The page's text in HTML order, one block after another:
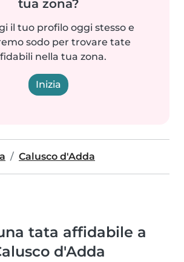
tua zona?
il tuo profilo oggi stesso e
sodo per trovare tate
nella tua zona.
Inizia
Calusco d'Adda
tata affidabile a
d'Adda